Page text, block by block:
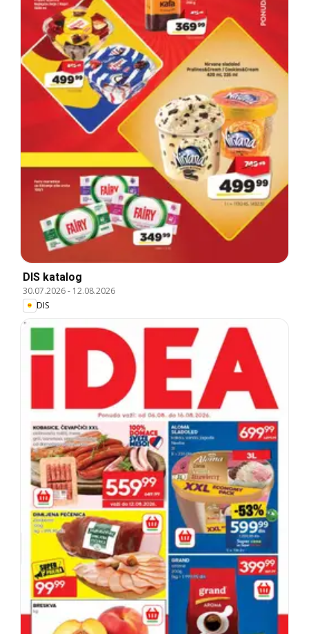
DIS katalog
30.07.2026- 12.08.2026
DIS